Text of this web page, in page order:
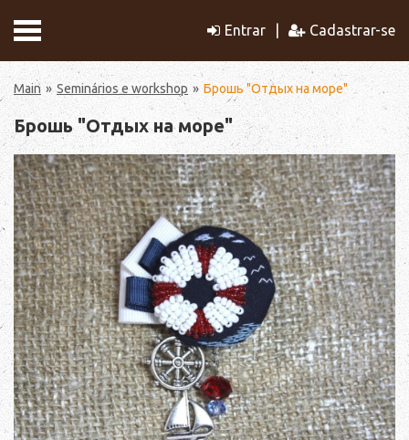
Entrar Cadastrar-se
Main Seminários e workshop Брошь "Отдых на море"
Брошь "Отдых на море"